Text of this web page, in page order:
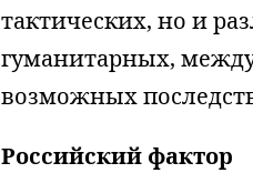
тактических, но и
гуманитарных,
возможных
Российский фактор